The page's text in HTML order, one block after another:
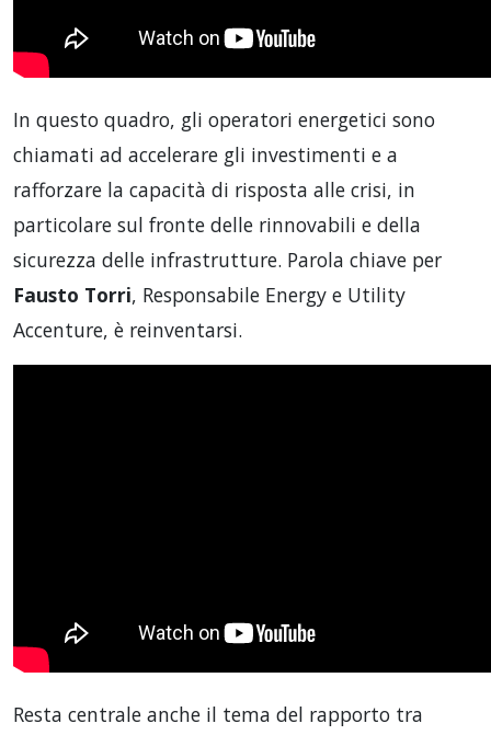
In questo quadro, gli operatori energetici sono
chiamati ad accelerare gli investimenti e a
rafforzare la capacità di risposta alle crisi, in
particolare sul fronte delle rinnovabili e della
sicurezza delle infrastrutture. Parola chiave per
Fausto Torri, Responsabile Energy e Utility
Accenture, è reinventarsi.
Resta centrale anche il tema del rapporto tra